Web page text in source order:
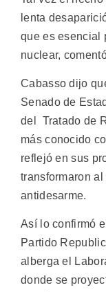
lenta
que es esencial
nuclear,
Cabasso dijo
Senado de
del Tratado de
más conocido
reflejó en sus
transformaron
antidesarme.
Así lo confirmó
Partido
alberga el
donde se